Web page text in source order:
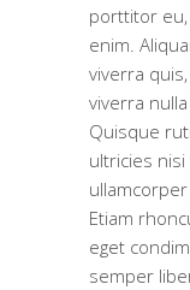
porttitor
enim.
viverra
viverra
Quisque
ultricies
Etiam
eget
semper